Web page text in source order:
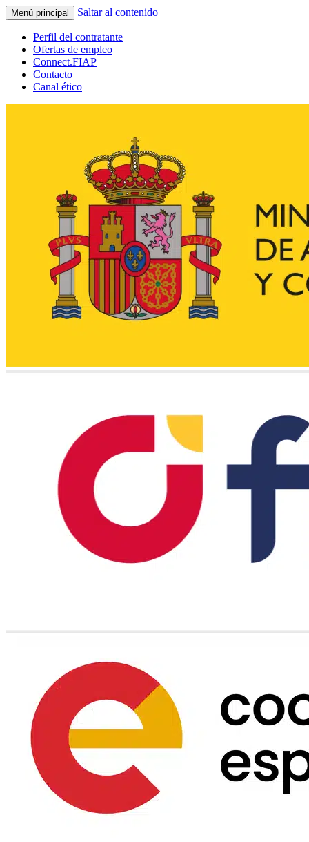
Menú principal Saltar al contenido
Perfil del contratante
Ofertas de empleo
Connect.FIAP
Contacto
Canal ético